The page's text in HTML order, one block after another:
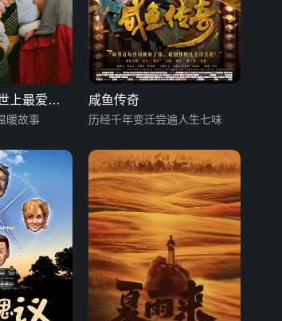
上最爱你
暖故事
咸鱼传奇
历经千年变迁尝遍人生七味